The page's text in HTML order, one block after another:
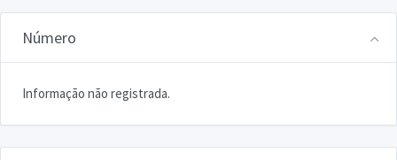
Número
Informação não registrada.